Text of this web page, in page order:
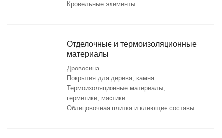
Кровельные элементы
Отделочные и термоизоляционные
материалы
Древесина
Покрытия для дерева, камня
Термоизоляционные материалы,
герметики, мастики
Облицовочная плитка и клеющие составы